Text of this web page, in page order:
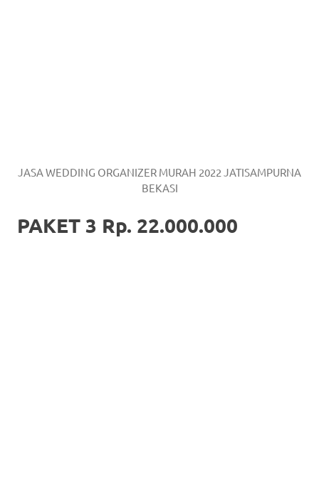
JASA WEDDING ORGANIZER MURAH 2022 JATISAMPURNA
BEKASI
PAKET 3 Rp. 22.000.000